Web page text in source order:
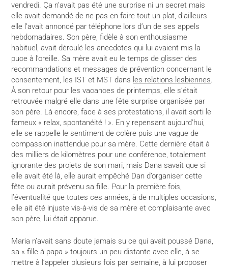
vendredi. Ça n’avait pas été une surprise ni un secret mais
elle avait demandé de ne pas en faire tout un plat, d’ailleurs
elle l’avait annoncé par téléphone lors d’un de ses appels
hebdomadaires. Son père, fidèle à son enthousiasme
habituel, avait déroulé les anecdotes qui lui avaient mis la
puce à l’oreille. Sa mère avait eu le temps de glisser des
recommandations et messages de prévention concernant le
consentement, les IST et MST dans les relations lesbiennes.
À son retour pour les vacances de printemps, elle s’était
retrouvée malgré elle dans une fête surprise organisée par
son père. Là encore, face à ses protestations, il avait sorti le
fameux « relax, spontanéité ! ». En y repensant aujourd’hui,
elle se rappelle le sentiment de colère puis une vague de
compassion inattendue pour sa mère. Cette dernière était à
des milliers de kilomètres pour une conférence, totalement
ignorante des projets de son mari, mais Dana savait que si
elle avait été là, elle aurait empêché Dan d’organiser cette
fête ou aurait prévenu sa fille. Pour la première fois,
l’éventualité que toutes ces années, à de multiples occasions,
elle ait été injuste vis-à-vis de sa mère et complaisante avec
son père, lui était apparue.
Maria n’avait sans doute jamais su ce qui avait poussé Dana,
sa « fille à papa » toujours un peu distante avec elle, à se
mettre à l’appeler plusieurs fois par semaine, à lui proposer